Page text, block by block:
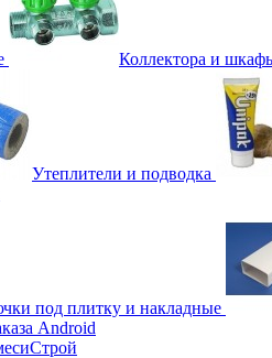
Коллектора и
Утеплители и подводка
под плитку и накладные
Android